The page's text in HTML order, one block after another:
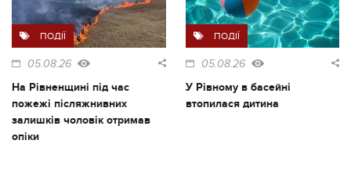
ПОДІЇ
05.08.26
На Рівненщині під час
пожежі післяжнивних
залишків чоловік отримав
опіки
ПОДІЇ
05.08.26
У Рівному в басейні
втопилася дитина